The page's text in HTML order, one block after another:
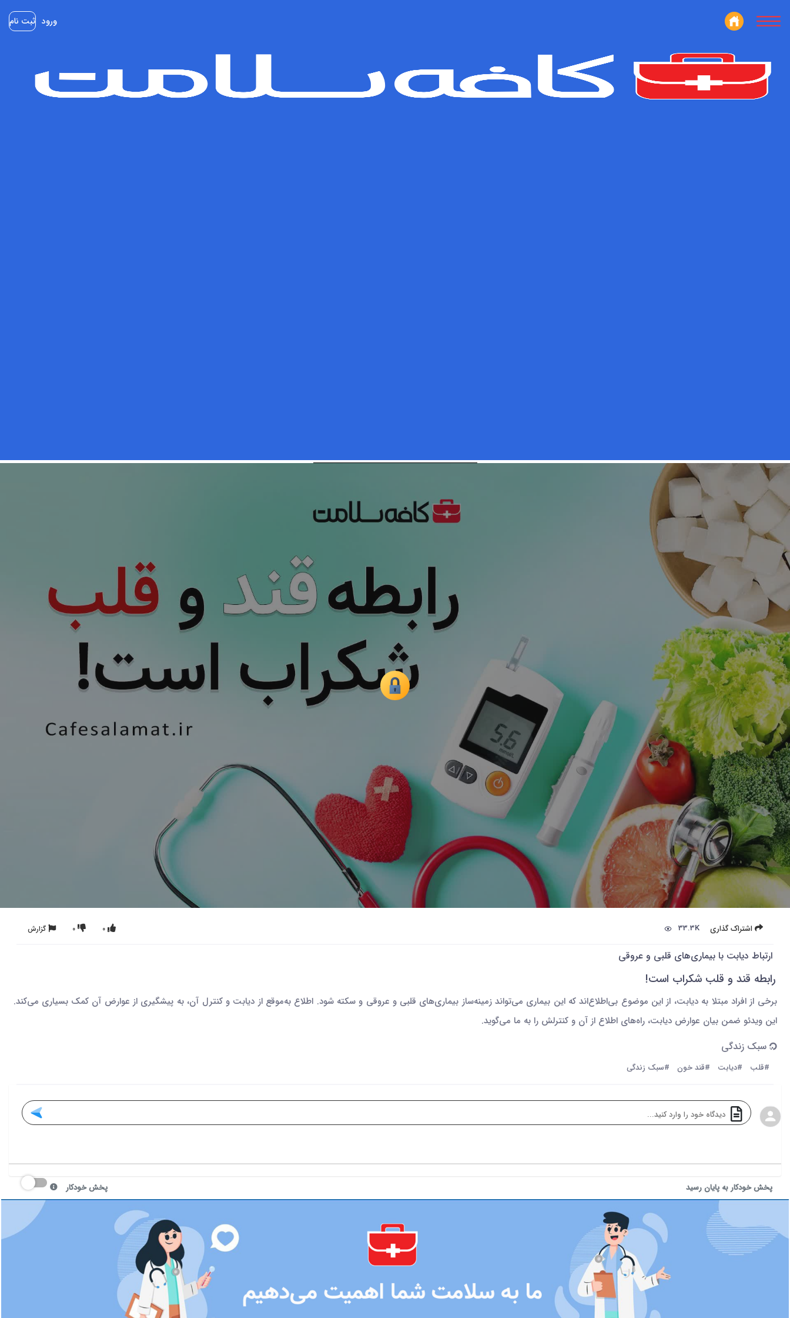
ورود ثبت نام
همه
بخش‌ها
اشتراک گذاری 33.3K گزارش 0 0
ارتباط دیابت با بیماری‌های قلبی و عروقی
رابطه قند و قلب شکراب است!
برخی از افراد مبتلا به دیابت، از این موضوع بی‌اطلاع‌اند که این بیماری می‌تواند زمینه‌ساز بیماری‌های قلبی و عروقی و سکته شود. اطلاع به‌موقع از دیابت و کنترل آن، به پیشگیری از عوارض آن کمک بسیاری می‌کند.
این ویدئو ضمن بیان عوارض دیابت، راه‌های اطلاع از آن و کنترلش را به ما می‌گوید.
سبک زندگی
#قلب #دیابت #قند خون #سبک زندگی
پخش خودکار به پایان رسید پخش خودکار